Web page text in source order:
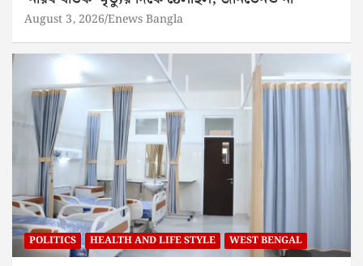
August 3, 2026 Enews Bangla
POLITICS HEALTH AND LIFE STYLE WEST BENGAL